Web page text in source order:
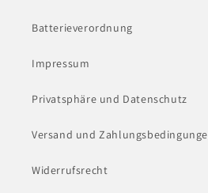
Batterieverordnung
Impressum
Privatsphäre und Datenschutz
Versand und
Widerrufsrecht